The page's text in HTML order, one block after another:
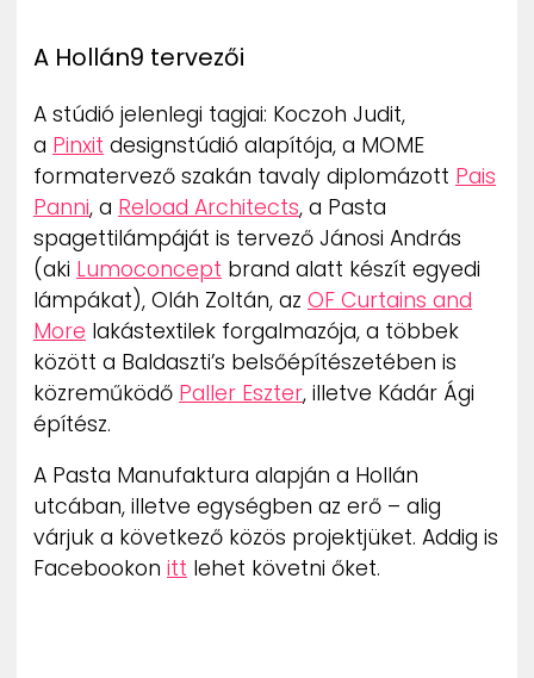
A Hollán9 tervezői
A stúdió jelenlegi tagjai: Koczoh Judit,
a Pinxit designstúdió alapítója, a MOME
formatervező szakán tavaly diplomázott Pais
Panni, a Reload Architects, a Pasta
spagettilámpáját is tervező Jánosi András
(aki Lumoconcept brand alatt készít egyedi
lámpákat), Oláh Zoltán, az OF Curtains and
More lakástextilek forgalmazója, a többek
között a Baldaszti’s belsőépítészetében is
közreműködő Paller Eszter, illetve Kádár Ági
építész.
A Pasta Manufaktura alapján a Hollán
utcában, illetve egységben az erő – alig
várjuk a következő közös projektjüket. Addig is
Facebookon itt lehet követni őket.